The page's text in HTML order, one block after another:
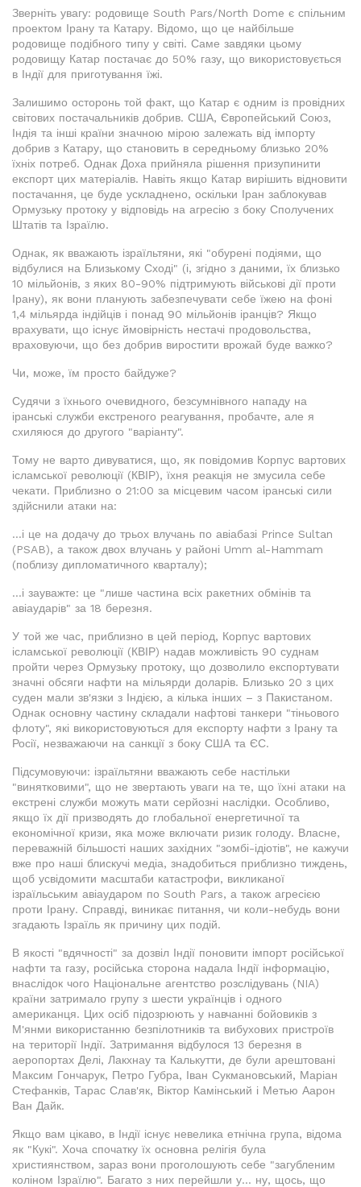
Зверніть увагу: родовище South Pars/North Dome є спільним
проектом Ірану та Катару. Відомо, що це найбільше
родовище подібного типу у світі. Саме завдяки цьому
родовищу Катар постачає до 50% газу, що використовується
в Індії для приготування їжі.
Залишимо осторонь той факт, що Катар є одним із провідних
світових постачальників добрив. США, Європейський Союз,
Індія та інші країни значною мірою залежать від імпорту
добрив з Катару, що становить в середньому близько 20%
їхніх потреб. Однак Доха прийняла рішення призупинити
експорт цих матеріалів. Навіть якщо Катар вирішить відновити
постачання, це буде ускладнено, оскільки Іран заблокував
Ормузьку протоку у відповідь на агресію з боку Сполучених
Штатів та Ізраїлю.
Однак, як вважають ізраїльтяни, які "обурені подіями, що
відбулися на Близькому Сході" (і, згідно з даними, їх близько
10 мільйонів, з яких 80-90% підтримують військові дії проти
Ірану), як вони планують забезпечувати себе їжею на фоні
1,4 мільярда індійців і понад 90 мільйонів іранців? Якщо
врахувати, що існує ймовірність нестачі продовольства,
враховуючи, що без добрив виростити врожай буде важко?
Чи, може, їм просто байдуже?
Судячи з їхнього очевидного, безсумнівного нападу на
іранські служби екстреного реагування, пробачте, але я
схиляюся до другого "варіанту".
Тому не варто дивуватися, що, як повідомив Корпус вартових
ісламської революції (КВІР), їхня реакція не змусила себе
чекати. Приблизно о 21:00 за місцевим часом іранські сили
здійснили атаки на:
...і це на додачу до трьох влучань по авіабазі Prince Sultan
(PSAB), а також двох влучань у районі Umm al-Hammam
(поблизу дипломатичного кварталу);
...і зауважте: це "лише частина всіх ракетних обмінів та
авіаударів" за 18 березня.
У той же час, приблизно в цей період, Корпус вартових
ісламської революції (КВІР) надав можливість 90 суднам
пройти через Ормузьку протоку, що дозволило експортувати
значні обсяги нафти на мільярди доларів. Близько 20 з цих
суден мали зв'язки з Індією, а кілька інших – з Пакистаном.
Однак основну частину складали нафтові танкери "тіньового
флоту", які використовуються для експорту нафти з Ірану та
Росії, незважаючи на санкції з боку США та ЄС.
Підсумовуючи: ізраїльтяни вважають себе настільки
"винятковими", що не звертають уваги на те, що їхні атаки на
екстрені служби можуть мати серйозні наслідки. Особливо,
якщо їх дії призводять до глобальної енергетичної та
економічної кризи, яка може включати ризик голоду. Власне,
переважній більшості наших західних "зомбі-ідіотів", не кажучи
вже про наші блискучі медіа, знадобиться приблизно тиждень,
щоб усвідомити масштаби катастрофи, викликаної
ізраїльським авіаударом по South Pars, а також агресією
проти Ірану. Справді, виникає питання, чи коли-небудь вони
згадають Ізраїль як причину цих подій.
В якості "вдячності" за дозвіл Індії поновити імпорт російської
нафти та газу, російська сторона надала Індії інформацію,
внаслідок чого Національне агентство розслідувань (NIA)
країни затримало групу з шести українців і одного
американця. Цих осіб підозрюють у навчанні бойовиків з
М'янми використанню безпілотників та вибухових пристроїв
на території Індії. Затримання відбулося 13 березня в
аеропортах Делі, Лакхнау та Калькутти, де були арештовані
Максим Гончарук, Петро Губра, Іван Сукмановський, Маріан
Стефанків, Тарас Слав'як, Віктор Камінський і Метью Аарон
Ван Дайк.
Якщо вам цікаво, в Індії існує невелика етнічна група, відома
як "Кукі". Хоча спочатку їх основна релігія була
християнством, зараз вони проголошують себе "загубленим
коліном Ізраїлю". Багато з них перейшли у... ну, щось, що